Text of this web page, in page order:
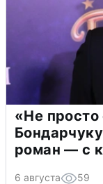
«Не
роман — с
6 августа 59